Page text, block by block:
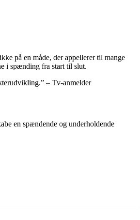
på en måde, der appellerer til mange
i spænding fra start til slut.
– Tv-anmelder
en spændende og underholdende